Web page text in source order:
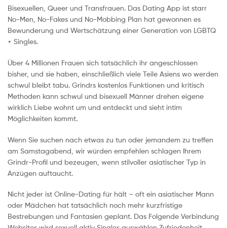
Bisexuellen, Queer und Transfrauen. Das Dating App ist starr
No-Men, No-Fakes und No-Mobbing Plan hat gewonnen es
Bewunderung und Wertschätzung einer Generation von LGBTQ
+ Singles.
Über 4 Millionen Frauen sich tatsächlich ihr angeschlossen
bisher, und sie haben, einschließlich viele Teile Asiens wo werden
schwul bleibt tabu. Grindrs kostenlos Funktionen und kritisch
Methoden kann schwul und bisexuell Männer drehen eigene
wirklich Liebe wohnt um und entdeckt und sieht intim
Möglichkeiten kommt.
Wenn Sie suchen nach etwas zu tun oder jemandem zu treffen
am Samstagabend, wir würden empfehlen schlagen Ihrem
Grindr-Profil und bezeugen, wenn stilvoller asiatischer Typ in
Anzügen auftaucht.
Nicht jeder ist Online-Dating für hält – oft ein asiatischer Mann
oder Mädchen hat tatsächlich noch mehr kurzfristige
Bestrebungen und Fantasien geplant. Das Folgende Verbindung